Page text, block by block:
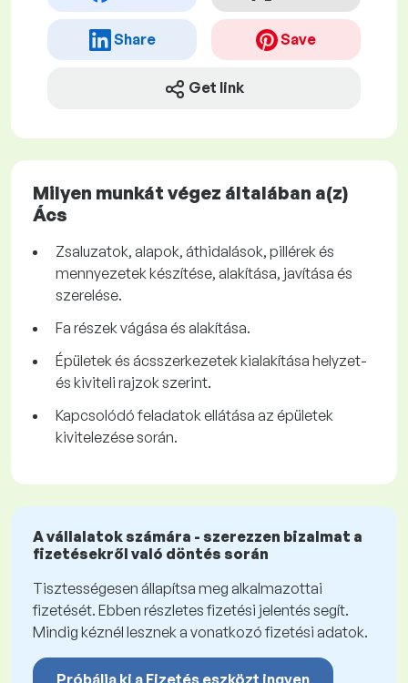
Share Save
Get link
Milyen munkát végez általában a(z)
Ács
Zsaluzatok, alapok, áthidalások, pillérek és
mennyezetek készítése, alakítása, javítása és
szerelése.
Fa részek vágása és alakítása.
Épületek és ácsszerkezetek kialakítása helyzet-
és kiviteli rajzok szerint.
Kapcsolódó feladatok ellátása az épületek
kivitelezése során.
A vállalatok számára - szerezzen bizalmat a
fizetésekről való döntés során
Tisztességesen állapítsa meg alkalmazottai
fizetését. Ebben részletes fizetési jelentés segít.
Mindig kéznél lesznek a vonatkozó fizetési adatok.